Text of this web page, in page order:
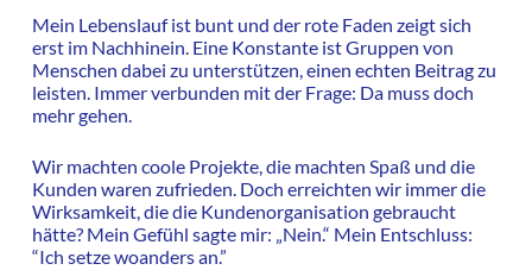
Mein Lebenslauf ist bunt und der rote Faden zeigt sich
erst im Nachhinein. Eine Konstante ist Gruppen von
Menschen dabei zu unterstützen, einen echten Beitrag zu
leisten. Immer verbunden mit der Frage: Da muss doch
mehr gehen.
Wir machten coole Projekte, die machten Spaß und die
Kunden waren zufrieden. Doch erreichten wir immer die
Wirksamkeit, die die Kundenorganisation gebraucht
hätte? Mein Gefühl sagte mir: „Nein.“ Mein Entschluss:
“Ich setze woanders an.”